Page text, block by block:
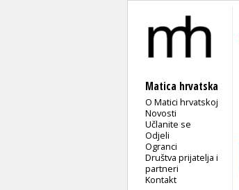
Matica hrvatska
O Matici hrvatskoj
Novosti
Učlanite se
Odjeli
Ogranci
Društva prijatelja i
partneri
Kontakt